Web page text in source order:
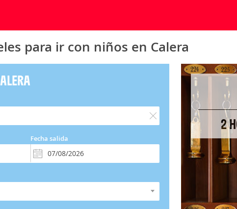
para ir con niños en Calera
Fecha salida
2